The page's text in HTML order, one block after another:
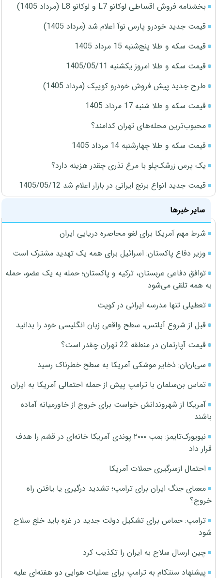
بخشنامه فروش اقساطی لوکانو L7 و لوکانو L8 (مرداد 1405)
قیمت جدید خودرو پارس نوآ اعلام شد (مرداد 1405)
قیمت سکه و طلا پنج‌شنبه 15 مرداد 1405
قیمت سکه و طلا امروز یکشنبه 1405/05/11
طرح جدید پیش فروش خودرو کوییک (مرداد 1405)
قیمت سکه و طلا شنبه 17 مرداد 1405
محبوب‌ترین محله‌های تهران کدامند؟
قیمت سکه و طلا چهارشنبه 14 مرداد 1405
یک پرس زرشک‌پلو با مرغ نذری چقدر هزینه دارد؟
قیمت جدید انواع برنج ایرانی در بازار اعلام شد 1405/05/12
سایر خبرها
شرط مهم آمریکا برای لغو محاصره دریایی ایران
وزیر دفاع پاکستان: اسرائیل برای همه یک تهدید مشترک است
توافق دفاعی عربستان، ترکیه و پاکستان؛ حمله به یک عضو، حمله
به همه تلقی می‌شود
تعطیلی تنها مدرسه ایرانی در کویت
قبل از شروع آیلتس، سطح واقعی زبان انگلیسی خود را بدانید
قیمت آپارتمان در منطقه 22 تهران چقدر است؟
سی‌ان‌ان: ذخایر موشکی آمریکا به سطح خطرناک رسید
تماس بن‌سلمان با ترامپ پیش از حمله احتمالی آمریکا به ایران
آمریکا از شهروندانش خواست برای خروج از خاورمیانه آماده
باشند
نیویورک‌تایمز: بمب ۲۰۰۰ پوندی آمریکا خانه‌ای در قشم را هدف
قرار داد
احتمال ازسرگیری حملات آمریکا
معمای جنگ ایران برای ترامپ؛ تشدید درگیری یا یافتن راه
خروج؟
ترامپ: حماس برای تشکیل دولت جدید در غزه باید خلع سلاح
شود
چین ارسال سلاح به ایران را تکذیب کرد
پیشنهاد سنتکام به ترامپ برای عملیات هوایی دو هفته‌ای علیه